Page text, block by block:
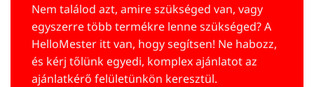
Nem találod azt, amire szükséged van, vagy
egyszerre több termékre lenne szükséged? A
HelloMester itt van, hogy segítsen! Ne habozz,
és kérj tőlünk egyedi, komplex ajánlatot az
ajánlatkérő felületünkön keresztül.